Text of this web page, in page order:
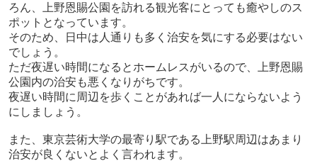
ろん、上野恩賜公園を訪れる観光客にとっても癒やしのス
ポットとなっています。
そのため、日中は人通りも多く治安を気にする必要はない
でしょう。
ただ夜遅い時間になるとホームレスがいるので、上野恩賜
公園内の治安も悪くなりがちです。
夜遅い時間に周辺を歩くことがあれば一人にならないよう
にしましょう。
また、東京芸術大学の最寄り駅である上野駅周辺はあまり
治安が良くないとよく言われます。